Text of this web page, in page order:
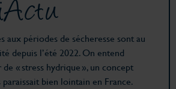
aux périodes de sécheresse sont au
depuis l’été 2022. On entend
« stress hydrique », un concept
bien lointain en France.